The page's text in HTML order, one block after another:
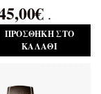
€ .
ΠΡΟΣΘΉΚΗ ΣΤΟ
ΚΑΛΆΘΙ